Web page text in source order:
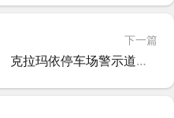
下一篇
克拉玛依停车场警示道路标牌怎么选？聊聊厂家的那些门道